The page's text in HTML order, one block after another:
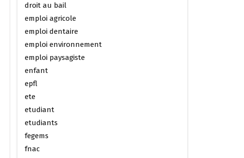
droit au bail
emploi agricole
emploi dentaire
emploi environnement
emploi paysagiste
enfant
epfl
ete
etudiant
etudiants
fegems
fnac